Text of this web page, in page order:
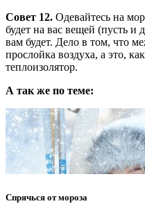
Совет 12. Одевайтесь на
будет на вас вещей (пусть и
вам будет. Дело в том, что
прослойка воздуха, а это,
теплоизолятор.
А так же по теме:
Спрячься от мороза